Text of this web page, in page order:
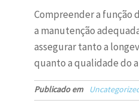
Compreender a função
a manutenção
assegurar tanto a
quanto a qualidade do
Publicado em